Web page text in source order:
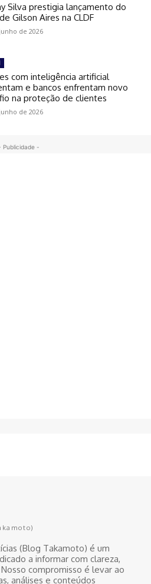
Silva prestigia lançamento do
Gilson Aires na CLDF
de 2026
com inteligência artificial
e bancos enfrentam novo
na proteção de clientes
de 2026
Publicidade -
(Blog Takamoto) é um
a informar com clareza,
compromisso é levar ao
análises e conteúdos